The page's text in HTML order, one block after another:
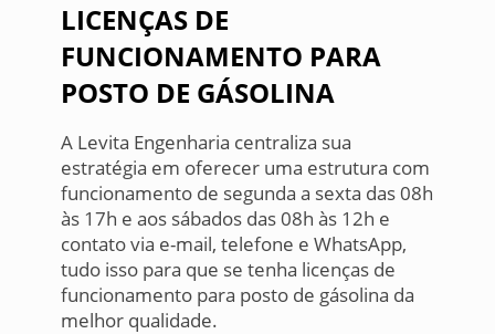
LICENÇAS DE
FUNCIONAMENTO PARA
POSTO DE GÁSOLINA
A Levita Engenharia centraliza sua
estratégia em oferecer uma estrutura com
funcionamento de segunda a sexta das 08h
às 17h e aos sábados das 08h às 12h e
contato via e-mail, telefone e WhatsApp,
tudo isso para que se tenha licenças de
funcionamento para posto de gásolina da
melhor qualidade.